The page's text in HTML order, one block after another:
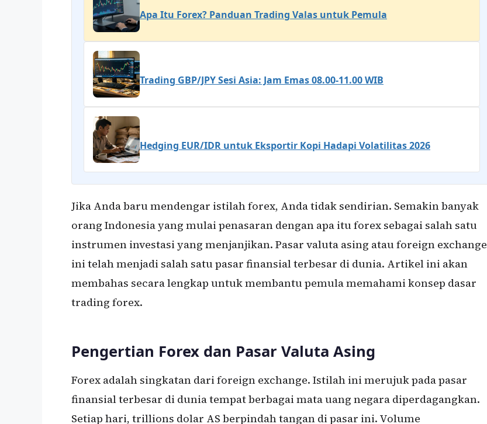
Apa Itu Forex? Panduan Trading Valas untuk Pemula
Trading GBP/JPY Sesi Asia: Jam Emas 08.00-11.00 WIB
Hedging EUR/IDR untuk Eksportir Kopi Hadapi Volatilitas 2026
Jika Anda baru mendengar istilah forex, Anda tidak sendirian. Semakin banyak
orang Indonesia yang mulai penasaran dengan apa itu forex sebagai salah satu
instrumen investasi yang menjanjikan. Pasar valuta asing atau foreign exchange
ini telah menjadi salah satu pasar finansial terbesar di dunia. Artikel ini akan
membahas secara lengkap untuk membantu pemula memahami konsep dasar
trading forex.
Pengertian Forex dan Pasar Valuta Asing
Forex adalah singkatan dari foreign exchange. Istilah ini merujuk pada pasar
finansial terbesar di dunia tempat berbagai mata uang negara diperdagangkan.
Setiap hari, trillions dolar AS berpindah tangan di pasar ini. Volume